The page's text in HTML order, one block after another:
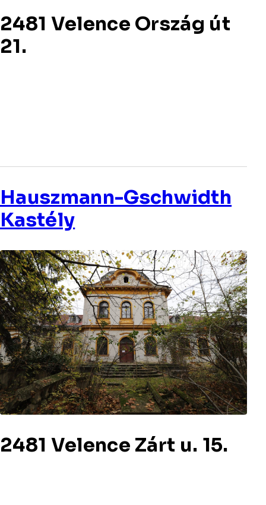
2481 Velence Ország út
21.
Hauszmann-Gschwidth
Kastély
2481 Velence Zárt u. 15.